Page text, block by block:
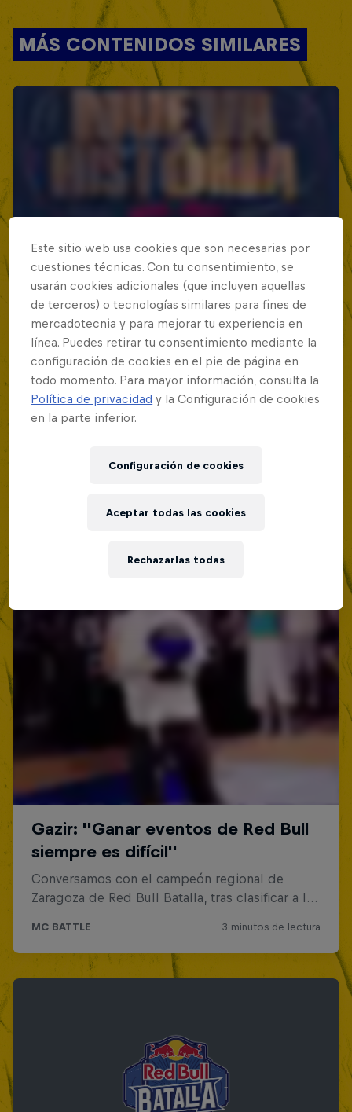
MÁS CONTENIDOS SIMILARES
20 Años de Rimas
MC BATTLE
Este sitio web usa cookies que son necesarias por
cuestiones técnicas. Con tu consentimiento, se
usarán cookies adicionales (que incluyen aquellas
de terceros) o tecnologías similares para fines de
mercadotecnia y para mejorar tu experiencia en
línea. Puedes retirar tu consentimiento mediante la
configuración de cookies en el pie de página en
todo momento. Para mayor información, consulta la
Política de privacidad y la Configuración de cookies
en la parte inferior.
Configuración de cookies
Rechazarlas todas
Aceptar todas las cookies